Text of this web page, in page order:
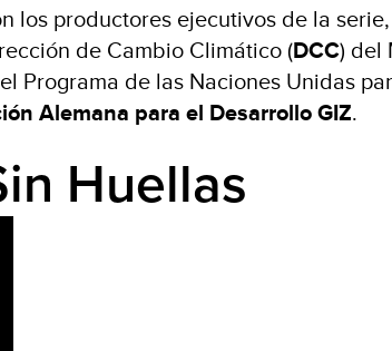
los productores ejecutivos de la
de Cambio Climático (DCC) del
Programa de las Naciones Unidas
Alemana para el Desarrollo GIZ.
Huellas